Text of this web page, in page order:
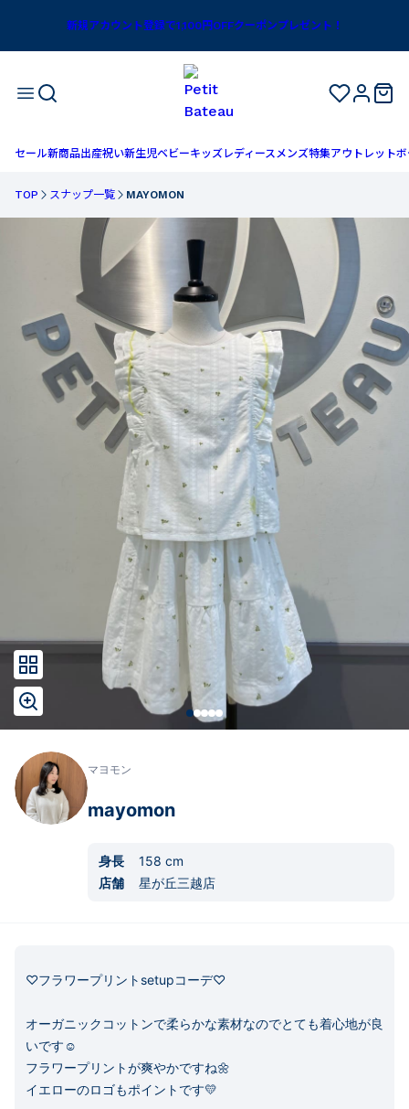
新規アカウント登録で1,100円OFFクーポンプレゼント！
セール新商品出産祝い新生児ベビーキッズ レディースメンズ特集アウトレットボ
TOP スナップ一覧 MAYOMON
マヨモン
mayomon
身長 158 cm
店舗
星が丘三越店
♡フラワープリントsetupコーデ♡
オーガニックコットンで柔らかな素材なのでとても着心地が良
いです☺︎
フラワープリントが爽やかですね🌼
イエローのロゴもポイントです💛